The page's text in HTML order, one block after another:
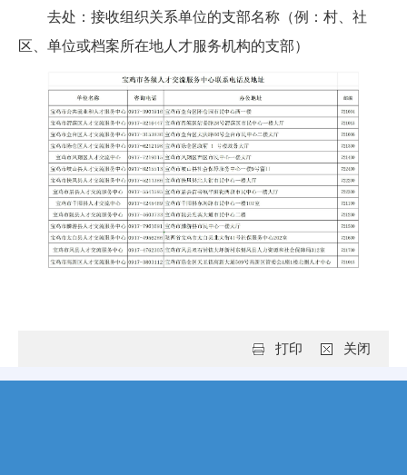
去处：接收组织关系单位的支部名称（例：村、社
区、单位或档案所在地人才服务机构的支部）
关闭
打印